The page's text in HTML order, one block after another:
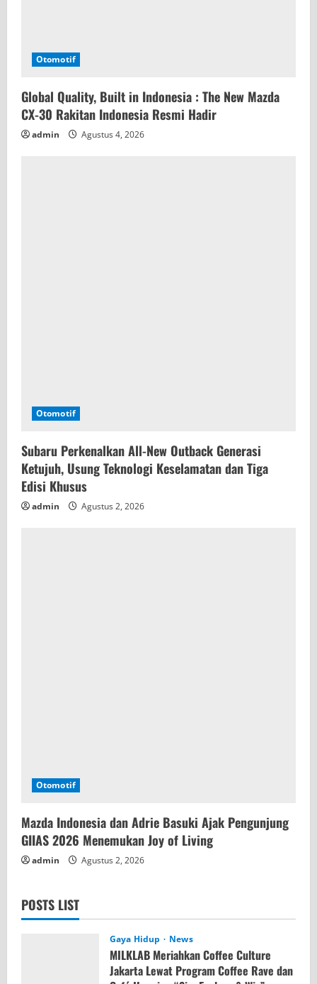
Otomotif
Global Quality, Built in Indonesia : The New Mazda
CX-30 Rakitan Indonesia Resmi Hadir
admin Agustus 4, 2026
Otomotif
Subaru Perkenalkan All-New Outback Generasi
Ketujuh, Usung Teknologi Keselamatan dan Tiga
Edisi Khusus
admin Agustus 2, 2026
Otomotif
Mazda Indonesia dan Adrie Basuki Ajak Pengunjung
GIIAS 2026 Menemukan Joy of Living
admin Agustus 2, 2026
POSTS LIST
Gaya Hidup News
MILKLAB Meriahkan Coffee Culture
Jakarta Lewat Program Coffee Rave dan